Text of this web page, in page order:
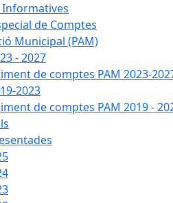
Informatives
de Comptes
Municipal (PAM)
- 2027
de comptes PAM 2023-
2023
de comptes PAM 2019 -